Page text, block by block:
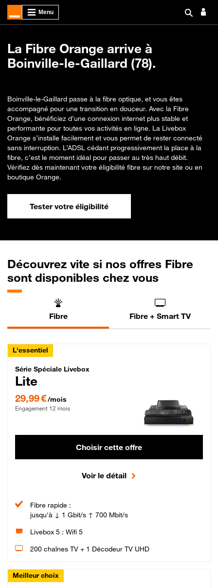
La Fibre Orange arrive à
Boinville-le-Gaillard (78).
Boinville-le-Gaillard passe à la fibre optique, et vous êtes
accompagné pour une transition en douceur. Avec la Fibre
Orange, bénéficiez d’une connexion internet plus stable et
performante pour toutes vos activités en ligne. La Livebox
Orange s’installe facilement et vous permet de rester connecté
sans interruption. L’ADSL cédant progressivement la place à la
fibre, c’est le moment idéal pour passer au très haut débit.
Vérifiez dès maintenant votre éligibilité fibre sur notre site ou en
boutique Orange.
Tester votre éligibilité
Découvrez vite si nos offres Fibre
sont disponibles chez vous
Fibre Fibre + Smart TV
L'essentiel
Série Spéciale Livebox Lite Fibre
Série Spéciale Livebox
Lite
29,99 €/mois
Engagement 12 mois
Choisir cette offre
Voir le détail
Fibre rapide :
jusqu'à ↓ 1 Gbit/s ↑ 700 Mbit/s
Livebox 5 : Wifi 5
200 chaînes TV + 1 Décodeur TV UHD
Meilleur choix